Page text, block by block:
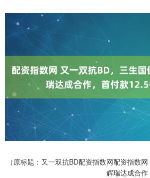
（原标题：又一双抗BD配资指数网配资指数
辉瑞达成合作